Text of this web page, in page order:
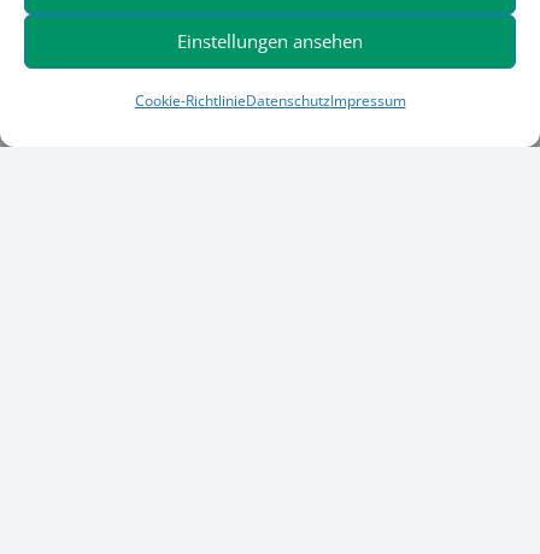
Einstellungen ansehen
Cookie-RichtlinieDatenschutzImpressum